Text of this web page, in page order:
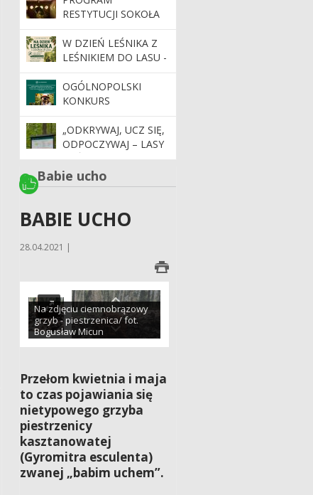
MEDIALNYCH ORAZ
INTERNETOWYCH
INICJATYW
SPOŁECZNYCH
DOTYCZĄCYCH
GOSPODARKI LEŚNEJ.
RESTYTUCJI SOKOŁA
WĘDROWNEGO W
NADLEŚNICTWIE
DOJLIDY.
W DZIEŃ LEŚNIKA Z
LEŚNIKIEM DO LASU -
ZAPRASZAMY NA
SPACER EDUKACYJNY
OGÓLNOPOLSKI
KONKURS
FOTOGRAFICZNY
"LEŚNE SADY -
DZIEDZICTWO,
KTÓRE TRWA".
„ODKRYWAJ, UCZ SIĘ,
ODPOCZYWAJ – LASY
PAŃSTWOWE
CZEKAJĄ NA CIEBIE”.
Babie ucho
BABIE UCHO
28.04.2021 |
Na zdjęciu ciemnobrązowy
grzyb - piestrzenica/ fot.
Bogusław Micun
Przełom kwietnia i maja
to czas pojawiania się
nietypowego grzyba
piestrzenicy
kasztanowatej
(Gyromitra esculenta)
zwanej „babim uchem”.